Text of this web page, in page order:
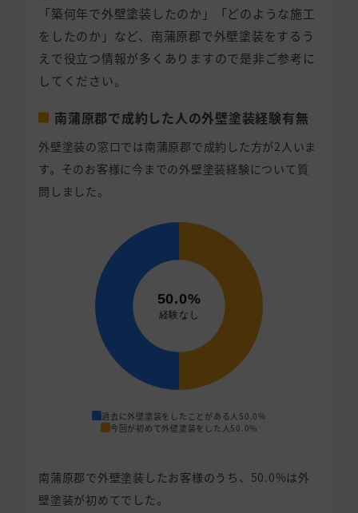
「築何年で外壁塗装したのか」「どのような施工
をしたのか」など、南蒲原郡で外壁塗装をするう
えで役立つ情報が多くありますので是非ご参考に
してください。
南蒲原郡で成約した人の外壁塗装経験有無
外壁塗装の窓口では南蒲原郡で成約した方が2人いま
す。そのお客様に今までの外壁塗装経験について質
問しました。
過去に外壁塗装をしたことがある人 50.0%
今回が初めて外壁塗装をした人 50.0%
南蒲原郡で外壁塗装したお客様のうち、50.0%は外
壁塗装が初めてでした。